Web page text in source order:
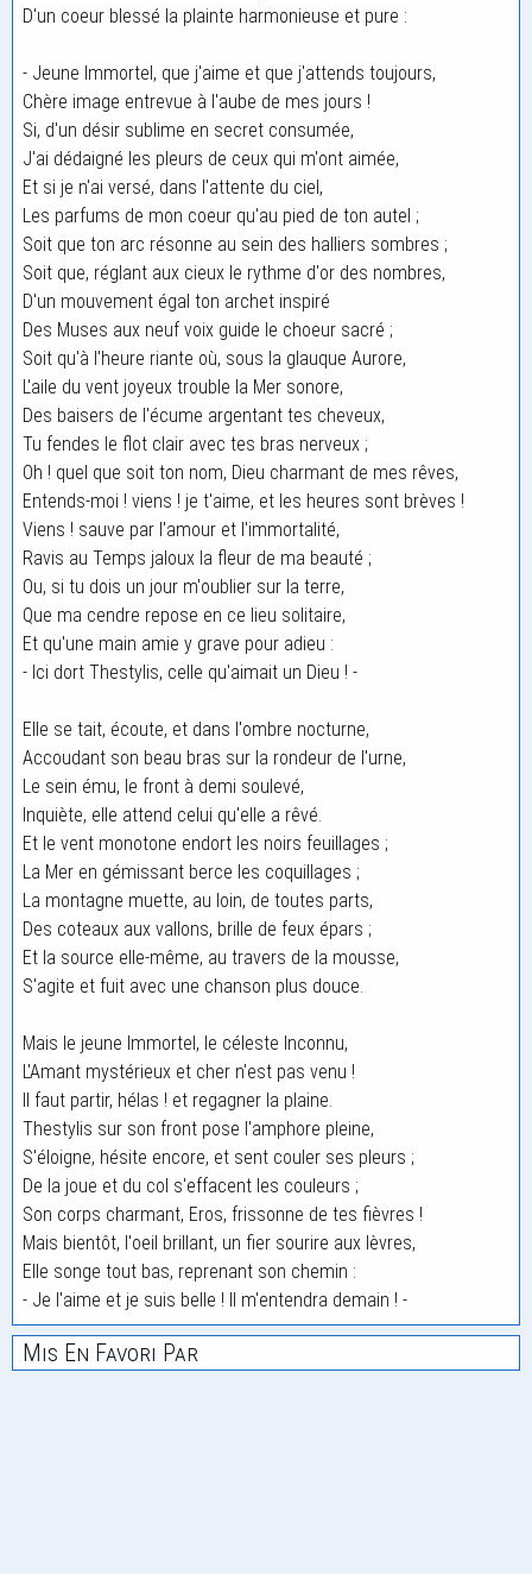
D'un coeur blessé la plainte harmonieuse et pure :
- Jeune Immortel, que j'aime et que j'attends toujours,
Chère image entrevue à l'aube de mes jours !
Si, d'un désir sublime en secret consumée,
J'ai dédaigné les pleurs de ceux qui m'ont aimée,
Et si je n'ai versé, dans l'attente du ciel,
Les parfums de mon coeur qu'au pied de ton autel ;
Soit que ton arc résonne au sein des halliers sombres ;
Soit que, réglant aux cieux le rythme d'or des nombres,
D'un mouvement égal ton archet inspiré
Des Muses aux neuf voix guide le choeur sacré ;
Soit qu'à l'heure riante où, sous la glauque Aurore,
L'aile du vent joyeux trouble la Mer sonore,
Des baisers de l'écume argentant tes cheveux,
Tu fendes le flot clair avec tes bras nerveux ;
Oh ! quel que soit ton nom, Dieu charmant de mes rêves,
Entends-moi ! viens ! je t'aime, et les heures sont brèves !
Viens ! sauve par l'amour et l'immortalité,
Ravis au Temps jaloux la fleur de ma beauté ;
Ou, si tu dois un jour m'oublier sur la terre,
Que ma cendre repose en ce lieu solitaire,
Et qu'une main amie y grave pour adieu :
- Ici dort Thestylis, celle qu'aimait un Dieu ! -
Elle se tait, écoute, et dans l'ombre nocturne,
Accoudant son beau bras sur la rondeur de l'urne,
Le sein ému, le front à demi soulevé,
Inquiète, elle attend celui qu'elle a rêvé.
Et le vent monotone endort les noirs feuillages ;
La Mer en gémissant berce les coquillages ;
La montagne muette, au loin, de toutes parts,
Des coteaux aux vallons, brille de feux épars ;
Et la source elle-même, au travers de la mousse,
S'agite et fuit avec une chanson plus douce.
Mais le jeune Immortel, le céleste Inconnu,
L'Amant mystérieux et cher n'est pas venu !
Il faut partir, hélas ! et regagner la plaine.
Thestylis sur son front pose l'amphore pleine,
S'éloigne, hésite encore, et sent couler ses pleurs ;
De la joue et du col s'effacent les couleurs ;
Son corps charmant, Eros, frissonne de tes fièvres !
Mais bientôt, l'oeil brillant, un fier sourire aux lèvres,
Elle songe tout bas, reprenant son chemin :
- Je l'aime et je suis belle ! Il m'entendra demain ! -
Mis En Favori Par